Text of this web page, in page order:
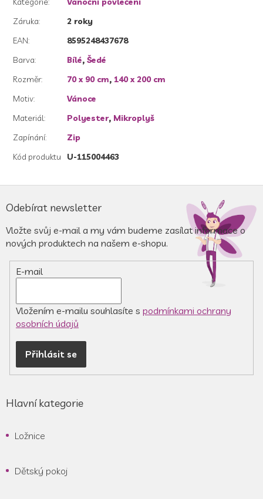
Záruka:
2 roky
EAN:
8595248437678
Barva: Bílé, Šedé
Rozměr: 70 x 90 cm, 140 x 200 cm
Motiv:
Vánoce
Materiál: Polyester, Mikroplyš
Zapínání:
Zip
Kód produktu
U-115004463
á
a
Odebírat newsletter
Vložte svůj e-mail a my vám budeme zasílat informace o
nových produktech na našem e-shopu.
E-mail
Vložením e-mailu souhlasíte s podmínkami ochrany
osobních údajů
Přihlásit se
Hlavní kategorie
Ložnice
Dětský pokoj